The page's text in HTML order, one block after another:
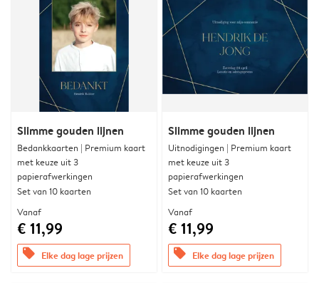
Slimme gouden lijnen
Bedankkaarten | Premium kaart
met keuze uit 3
papierafwerkingen
Set van 10 kaarten
Vanaf
€ 11,99
offers Elke dag lage prijzen
Slimme gouden lijnen
Uitnodigingen | Premium kaart
met keuze uit 3
papierafwerkingen
Set van 10 kaarten
Vanaf
€ 11,99
offers Elke dag lage prijzen